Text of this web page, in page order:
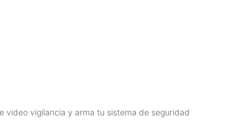
video vigilancia y arma tu sistema de seguridad